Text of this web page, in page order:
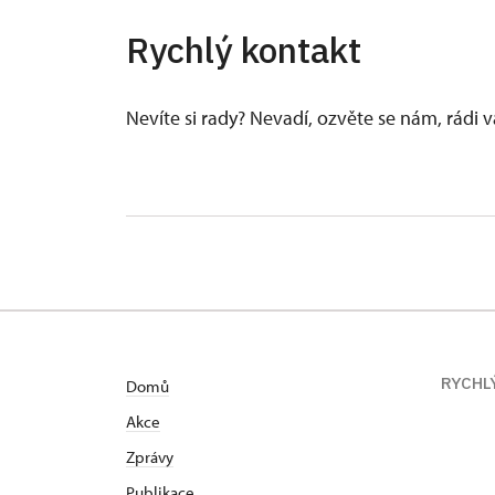
Rychlý kontakt
Nevíte si rady? Nevadí, ozvěte se nám, rádi
Domů
Akce
Zprávy